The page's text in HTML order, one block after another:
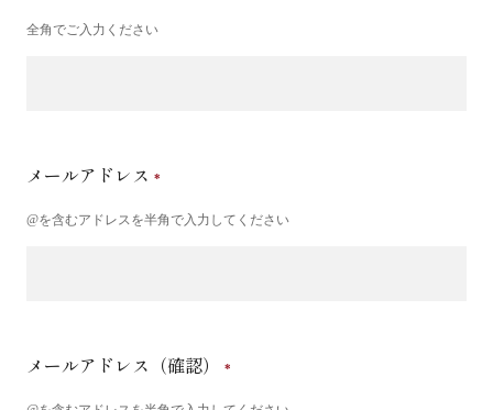
全角でご入力ください
メールアドレス
@を含むアドレスを半角で入力してください
メールアドレス（確認）